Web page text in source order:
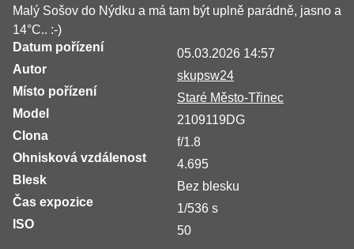
Malý Sošov do Nýdku a má tam být uplně parádně, jasno a
14°C.. :-)
Datum pořízení
05.03.2026 14:57
Autor
skupsw24
Místo pořízení
Staré Město-Třinec
Model
2109119DG
Clona
f/1.8
Ohnisková vzdálenost
4.695
Blesk
Bez blesku
Čas expozice
1/536 s
ISO
50